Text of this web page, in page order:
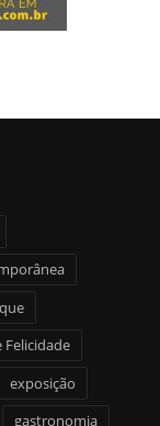
Felicidade
exposição
gastronomia